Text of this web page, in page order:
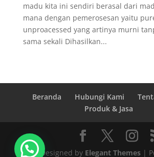
madu kita ini sendiri berasal dari
mana dengan pemerosesan yaitu
unproacessed yang artinya murni
sama sekali Dihasilkan...
Beranda Hubungi Kami
Produk & Jasa
Designed by Elegant Themes|